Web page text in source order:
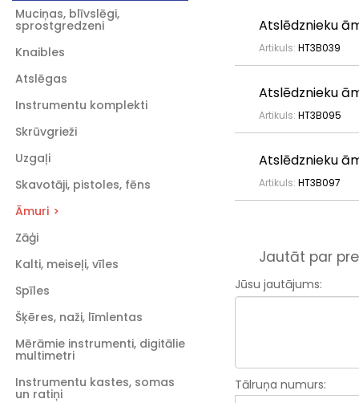
Muciņas, blīvslēgi,
sprostgredzeni
Knaibles
Atslēgas
Instrumentu komplekti
Skrūvgrieži
Uzgaļi
Skavotāji, pistoles, fēns
Āmuri
Zāģi
Kalti, meiseļi, vīles
Spīles
Šķēres, naži, līmlentas
Mērāmie instrumenti, digitālie
multimetri
Instrumentu kastes, somas
un ratiņi
Atslēdznieku
Artikuls: HT3B039
Atslēdznieku
Artikuls: HT3B095
Atslēdznieku
Artikuls: HT3B097
Jautāt par
Jūsu jautājums:
Tālruņa numurs: